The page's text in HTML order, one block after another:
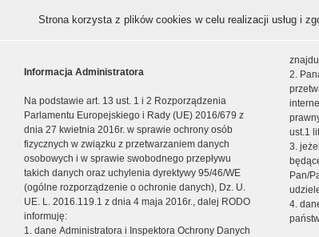
Strona korzysta z plików cookies w celu realizacji usług i
Informacja Administratora
Na podstawie art. 13 ust. 1 i 2 Rozporządzenia
Parlamentu Europejskiego i Rady (UE) 2016/679 z
dnia 27 kwietnia 2016r. w sprawie ochrony osób
fizycznych w związku z przetwarzaniem danych
osobowych i w sprawie swobodnego przepływu
takich danych oraz uchylenia dyrektywy 95/46/WE
(ogólne rozporządzenie o ochronie danych), Dz. U.
UE. L. 2016.119.1 z dnia 4 maja 2016r., dalej RODO
informuję:
1. dane Administratora i Inspektora Ochrony Danych
2.
ust.1
3.
Pan/
4.